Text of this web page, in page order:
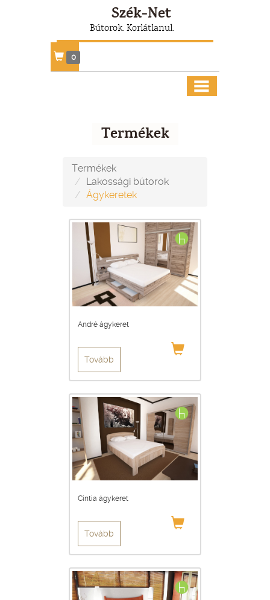
Szék-Net
Bútorok. Korlátlanul.
0
Termékek
Termékek
Lakossági bútorok
Ágykeretek
André ágykeret
Tovább
Cintia ágykeret
Tovább